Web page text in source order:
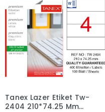
Sepete Ekle
Tanex Lazer Etiket Tw-
2404 210*74.25 Mm